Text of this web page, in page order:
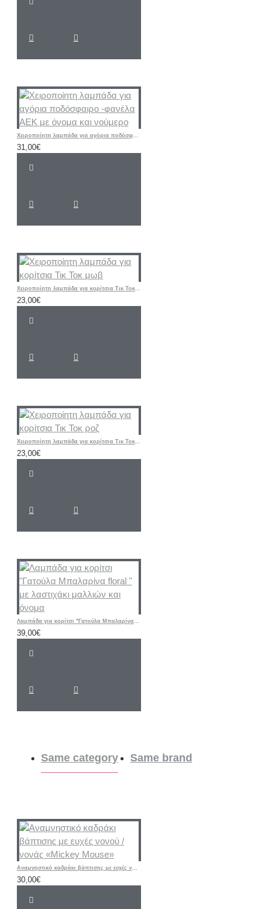
Χειροποίητη λαμπάδα για αγόρια ποδόσφαιρο -φανέλα ΑΕΚ με όνομα και νούμερο
31,00€
Χειροποίητη λαμπάδα για κορίτσια Τικ Τοκ μωβ
23,00€
Χειροποίητη λαμπάδα για κορίτσια Τικ Τοκ ροζ
23,00€
Λαμπάδα για κορίτσι "Γατούλα Μπαλαρίνα floral " με λαστιχάκι μαλλιών και όνομα
39,00€
Same category Same brand
Αναμνηστικό καδράκι βάπτισης με ευχές νονού / νονάς «Mickey Mouse»
30,00€